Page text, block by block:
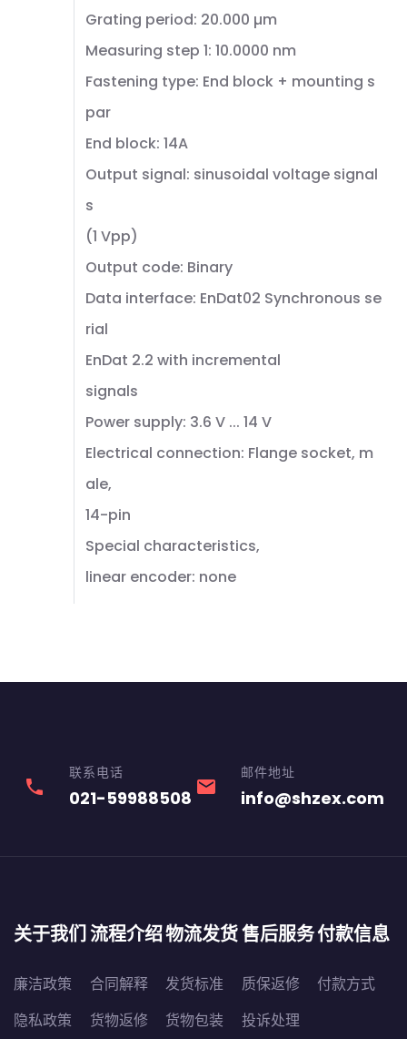
Grating period: 20.000 µm
Measuring step 1: 10.0000 nm
Fastening type: End block + mounting s
par
End block: 14A
Output signal: sinusoidal voltage signal
s
(1 Vpp)
Output code: Binary
Data interface: EnDat02 Synchronous se
rial
EnDat 2.2 with incremental
signals
Power supply: 3.6 V ... 14 V
Electrical connection: Flange socket, m
ale,
14-pin
Special characteristics,
linear encoder: none
phone
联系电话
021-59988508 email
邮件地址
info@shzex.com
关于我们
廉洁政策
隐私政策
流程介绍
合同解释
货物返修
物流发货
发货标准
货物包装
售后服务
质保返修
投诉处理
付款信息
付款方式